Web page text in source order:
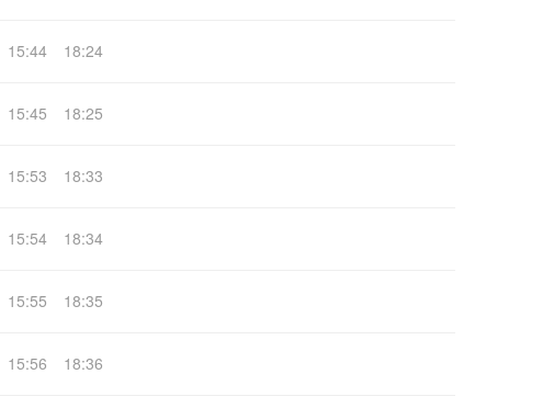
15:44 18:24
15:45 18:25
15:53 18:33
15:54 18:34
15:55 18:35
15:56 18:36